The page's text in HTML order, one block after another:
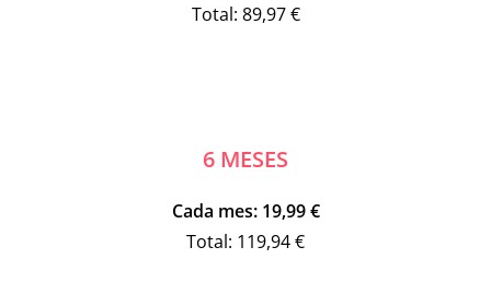
Total: 89,97 €
6 MESES
Cada mes:19,99 €
Total: 119,94 €